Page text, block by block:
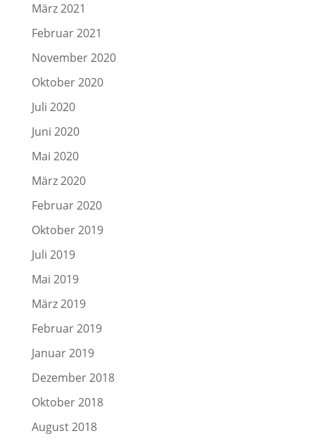
März 2021
Februar 2021
November 2020
Oktober 2020
Juli 2020
Juni 2020
Mai 2020
März 2020
Februar 2020
Oktober 2019
Juli 2019
Mai 2019
März 2019
Februar 2019
Januar 2019
Dezember 2018
Oktober 2018
August 2018